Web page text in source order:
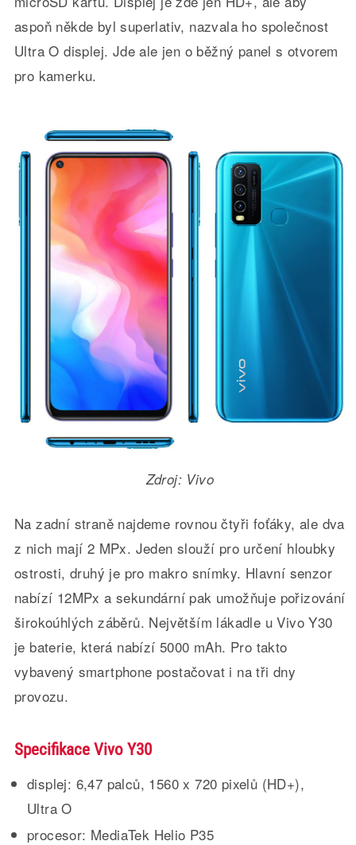
aspoň někde byl superlativ, nazvala ho společnost
Ultra O displej. Jde ale jen o běžný panel s otvorem
pro kamerku.
Zdroj: Vivo
Na zadní straně najdeme rovnou čtyři foťáky, ale dva
z nich mají 2 MPx. Jeden slouží pro určení hloubky
ostrosti, druhý je pro makro snímky. Hlavní senzor
nabízí 12MPx a sekundární pak umožňuje pořizování
širokoúhlých záběrů. Největším lákadle u Vivo Y30
je baterie, která nabízí 5000 mAh. Pro takto
vybavený smartphone postačovat i na tři dny
provozu.
Specifikace Vivo Y30
displej: 6,47 palců, 1560 x 720 pixelů (HD+),
Ultra O
procesor: MediaTek Helio P35